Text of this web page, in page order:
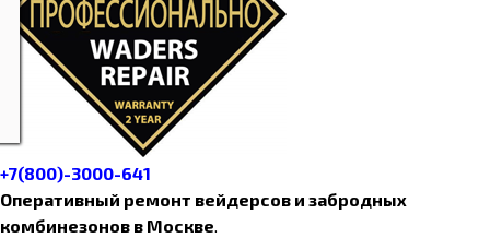
+7(800)-3000-641
Оперативный ремонт вейдерсов и забродных
комбинезонов в Москве.